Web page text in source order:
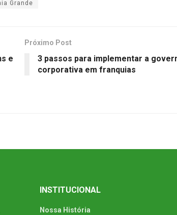
Grande
e
Próximo Post
3 passos para implementar a
corporativa em franquias
INSTITUCIONAL
Nossa História